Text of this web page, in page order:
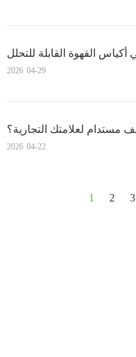
2026 04-29
2026 04-22
1 2 3